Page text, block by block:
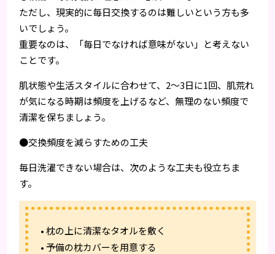
ただし、現実的に毎日交換するのは難しいという方も多
いでしょう。
重要なのは、「毎日でなければ意味がない」と考えない
ことです。
肌状態や生活スタイルに合わせて、2〜3日に1回、肌荒れ
が気になる時期は頻度を上げるなど、無理のない頻度で
清潔を保ちましょう。
●交換頻度を減らすための工夫
毎日洗濯できない場合は、次のような工夫も役立ちま
す。
• 枕の上に清潔なタオルを敷く
• 予備の枕カバーを用意する